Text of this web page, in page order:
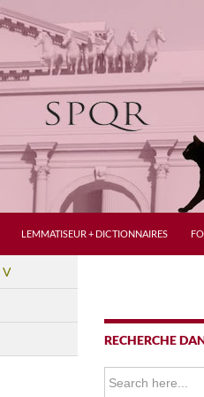
LEMMATISEUR + DICTIONNAIRES
V
RECHERCHE
Search
for: